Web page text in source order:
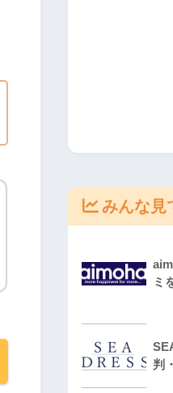
みんな見
ミ
判